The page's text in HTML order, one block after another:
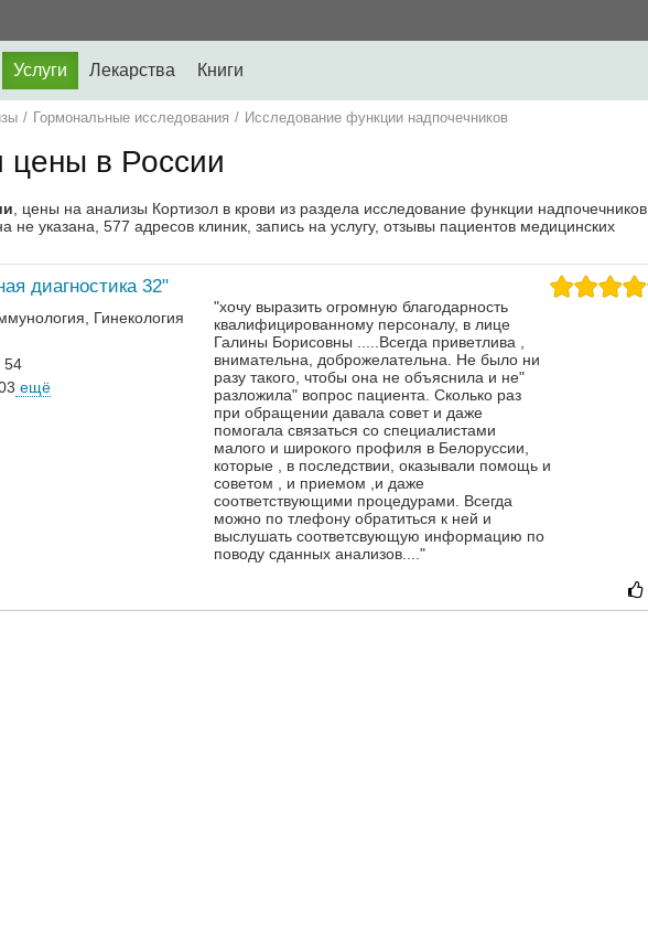
Услуги Лекарства Книги
/ Гормональные исследования / Исследование функции надпочечников
цены в России
, цены на анализы Кортизол в крови из раздела исследование функции надпочечников,
не указана, 577 адресов клиник, запись на услугу, отзывы пациентов медицинских
диагностика 32"
Гинекология
54
ещё
"хочу выразить огромную благодарность
квалифицированному персоналу, в лице
Галины Борисовны .....Всегда приветлива ,
внимательна, доброжелательна. Не было ни
разу такого, чтобы она не объяснила и не"
разложила" вопрос пациента. Сколько раз
при обращении давала совет и даже
помогала связаться со специалистами
малого и широкого профиля в Белоруссии,
которые , в последствии, оказывали помощь и
советом , и приемом ,и даже
соответствующими процедурами. Всегда
можно по тлефону обратиться к ней и
выслушать соответсвующую информацию по
поводу сданных анализов...."